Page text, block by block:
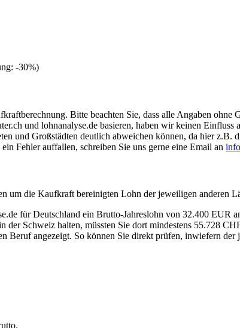
-30%)
Bitte beachten Sie, dass alle Angaben
und lohnanalyse.de basieren, haben wir keinen
und Großstädten deutlich abweichen können, da hier z.B.
Fehler auffallen, schreiben Sie uns gerne eine Email an
um die Kaufkraft bereinigten Lohn der jeweiligen anderen
für Deutschland ein Brutto-Jahreslohn von 32.400 EUR
Schweiz halten, müssten Sie dort mindestens 55.728
Beruf angezeigt. So können Sie direkt prüfen, inwiefern